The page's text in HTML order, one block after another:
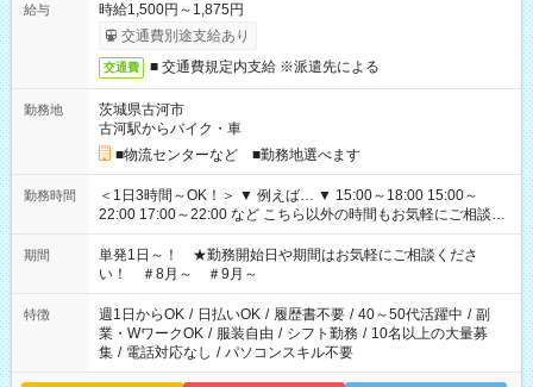
給与
時給1,500円～1,875円
交通費別途支給あり
交通費 ■ 交通費規定内支給 ※派遣先による
勤務地
茨城県古河市
古河駅からバイク・車
■物流センターなど ■勤務地選べます
勤務時間
＜1日3時間～OK！＞ ▼ 例えば… ▼ 15:00～18:00 15:00～
22:00 17:00～22:00 など こちら以外の時間もお気軽にご相談く
ださい！
期間
単発1日～！ ★勤務開始日や期間はお気軽にご相談くださ
い！ ＃8月～ ＃9月～
特徴 週1日からOK / 日払いOK / 履歴書不要 / 40～50代活躍中 / 副
業・WワークOK / 服装自由 / シフト勤務 / 10名以上の大量募
集 / 電話対応なし / パソコンスキル不要